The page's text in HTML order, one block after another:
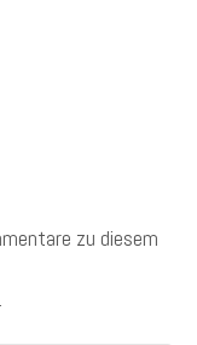
zu diesem